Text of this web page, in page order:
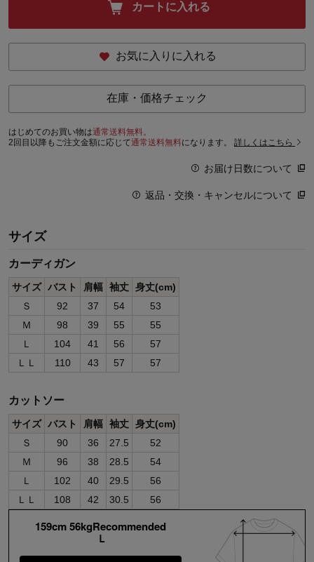
カートに入れる
お気に入りに入れる
在庫・価格チェック
はじめてのお買い物は通常送料無料。
2回目以降もご注文金額に応じて通常送料無料になります。 詳しくはこちら
お届け日数について
返品・交換・キャンセルについて
サイズ
カーディガン
サイズ バスト 肩幅 袖丈 身丈(cm)
Ｓ
92 37 54
53
Ｍ
98 39 55
55
Ｌ
104 41 56
57
ＬＬ
110 43 57 57
カットソー
サイズ バスト 肩幅 袖丈 身丈(cm)
Ｓ
90 36 27.5
52
Ｍ
96 38 28.5
54
Ｌ
102 40 29.5
56
ＬＬ
108 42 30.5 56
159cm 56kgRecommended
Ｌ